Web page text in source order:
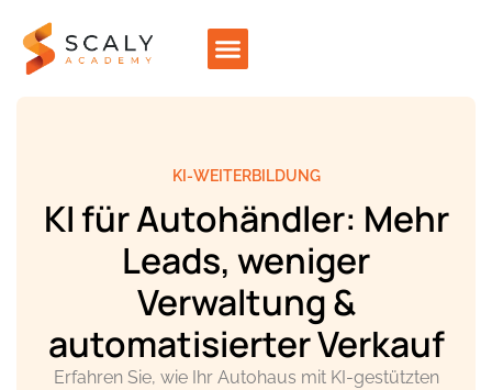
KI für Autohändler: Mehr
Leads, weniger
Verwaltung &
automatisierter Verkauf
KI-WEITERBILDUNG
Erfahren Sie, wie Ihr Autohaus mit KI-gestützten